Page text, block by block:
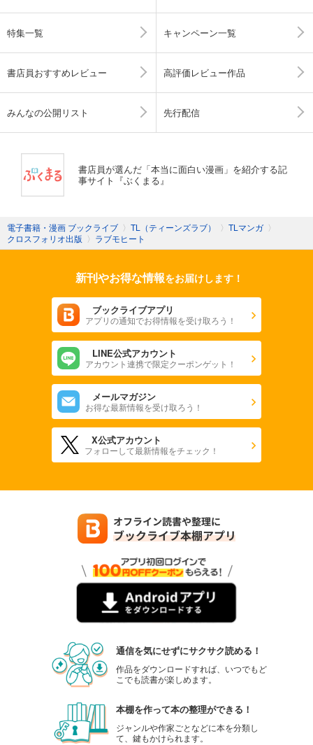
特集一覧 キャンペーン一覧
書店員おすすめレビュー 高評価レビュー作品
みんなの公開リスト 先行配信
書店員が選んだ「本当に面白い漫画」を紹介する記
事サイト『ぶくまる』
電子書籍・漫画 ブックライブ 〉 TL（ティーンズラブ） 〉 TLマンガ 〉
クロスフォリオ出版 〉 ラブモヒート
新刊やお得な情報をお届けします！
ブックライブアプリ
アプリの通知でお得情報を受け取ろう！
LINE公式アカウント
アカウント連携で限定クーポンゲット！
メールマガジン
お得な最新情報を受け取ろう！
X公式アカウント
フォローして最新情報をチェック！
通信を気にせずにサクサク読める！
作品をダウンロードすれば、いつでもど
こでも読書が楽しめます。
本棚を作って本の整理ができる！
ジャンルや作家ごとなどに本を分類し
て、鍵もかけられます。